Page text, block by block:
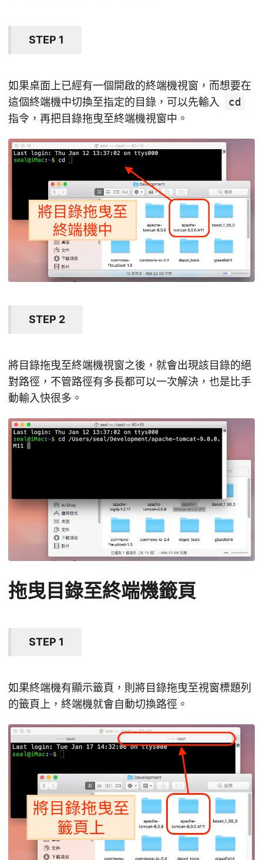
STEP 1
如果桌面上已經有一個開啟的終端機視窗，而想要在
這個終端機中切換至指定的目錄，可以先輸入
cd
指令，再把目錄拖曳至終端機視窗中。
STEP 2
將目錄拖曳至終端機視窗之後，就會出現該目錄的絕
對路徑，不管路徑有多長都可以一次解決，也是比手
動輸入快很多。
拖曳目錄至終端機籤頁
STEP 1
如果終端機有顯示籤頁，則將目錄拖曳至視窗標題列
的籤頁上，終端機就會自動切換路徑。